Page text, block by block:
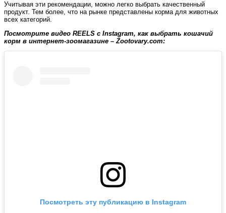
Учитывая эти рекомендации, можно легко выбрать качественный
продукт. Тем более, что на рынке представлены корма для животных
всех категорий.
Посмотрите видео REELS с Instagram, как выбрать кошачий
корм в интернет-зоомагазине – Zootovary.com:
Посмотреть эту публикацию в Instagram